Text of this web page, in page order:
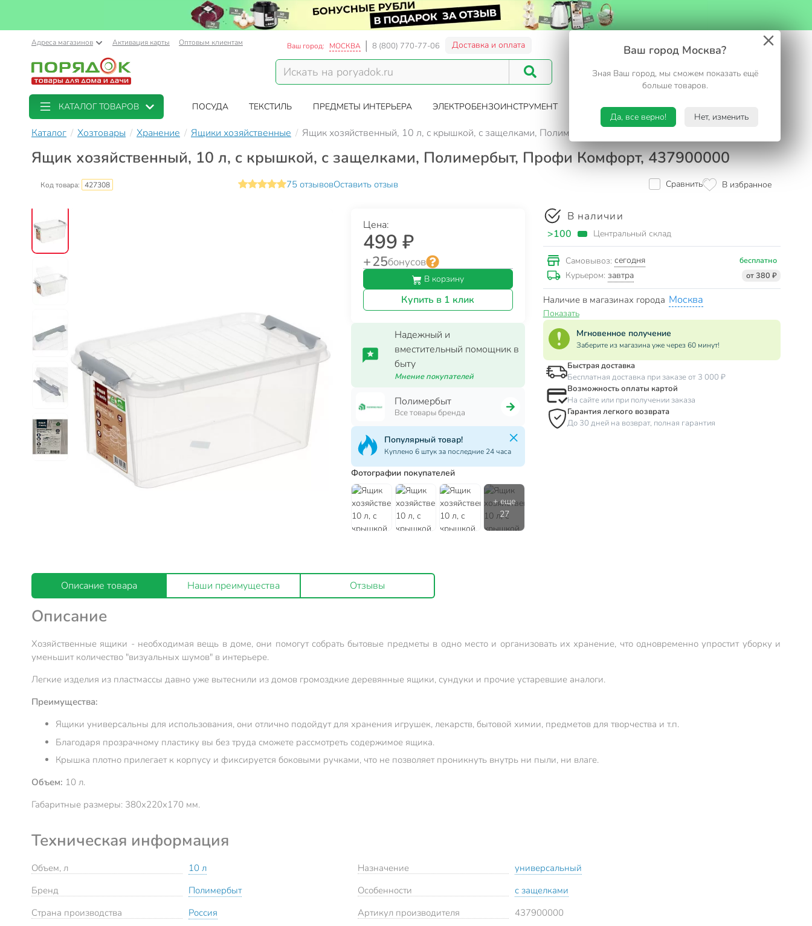
Ваш город Москва?
Зная Ваш город, мы сможем показать ещё
больше товаров.
Да, все верно! Нет, изменить
Адреса магазинов Активация карты Оптовым клиентам Ваш город: МОСКВА 8 (800) 770-77-06 Доставка и оплата
Корзина
КАТАЛОГ ТОВАРОВ ПОСУДА ТЕКСТИЛЬ ПРЕДМЕТЫ ИНТЕРЬЕРА ЭЛЕКТРОБЕНЗОИНСТРУМЕНТ САД И ОГОРОД ТУРИЗМ. ОТДЫХ НА ДАЧЕ
Каталог Хозтовары Хранение Ящики хозяйственные Ящик хозяйственный, 10 л, с крышкой, с защелками, Полимербыт, Профи Комфорт, 437900000
Ящик хозяйственный, 10 л, с крышкой, с защелками, Полимербыт, Профи Комфорт, 437900000
Код товара: 427308 75 отзывовОставить отзыв Сравнить В избранное
Цена:
499 ₽
+ 25бонусов
В корзину
Купить в 1 клик
Надежный и
вместительный помощник в
быту
Мнение покупателей
Полимербыт
Все товары бренда
Популярный товар!
Куплено 6 штук за последние 24 часа
Фотографии покупателей
В наличии
>100 Центральный склад
Самовывоз: сегодня бесплатно
Курьером: завтра от 380 ₽
Наличие в магазинах города Москва
Показать
Мгновенное получение
Заберите из магазина уже через 60 минут!
Быстрая доставка
Бесплатная доставка при заказе от 3 000 ₽
Возможность оплаты картой
На сайте или при получении заказа
Гарантия легкого возврата
До 30 дней на возврат, полная гарантия
Описание товара Наши преимущества Отзывы
Описание
Хозяйственные ящики - необходимая вещь в доме, они помогут собрать бытовые предметы в одно место и организовать их хранение, что одновременно упростит уборку и
уменьшит количество "визуальных шумов" в интерьере.
Легкие изделия из пластмассы давно уже вытеснили из домов громоздкие деревянные ящики, сундуки и прочие устаревшие аналоги.
Преимущества:
Ящики универсальны для использования, они отлично подойдут для хранения игрушек, лекарств, бытовой химии, предметов для творчества и т.п.
Благодаря прозрачному пластику вы без труда сможете рассмотреть содержимое ящика.
Крышка плотно прилегает к корпусу и фиксируется боковыми ручками, что не позволяет проникнуть внутрь ни пыли, ни влаге.
Объем: 10 л.
Габаритные размеры: 380х220х170 мм.
Техническая информация
Объем, л
10 л
Бренд
Полимербыт
Страна производства
Россия
Назначение
универсальный
Особенности
с защелками
Артикул производителя
437900000